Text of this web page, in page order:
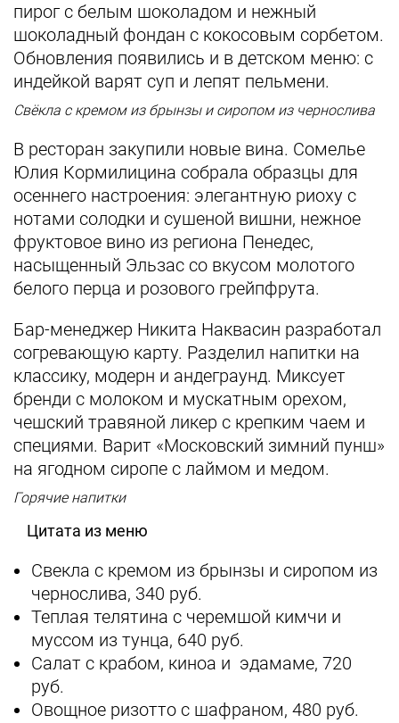
пирог с белым шоколадом и нежный
шоколадный фондан с кокосовым сорбетом.
Обновления появились и в детском меню: с
индейкой варят суп и лепят пельмени.
Свёкла с кремом из брынзы и сиропом из чернослива
В ресторан закупили новые вина. Сомелье
Юлия Кормилицина собрала образцы для
осеннего настроения: элегантную риоху с
нотами солодки и сушеной вишни, нежное
фруктовое вино из региона Пенедес,
насыщенный Эльзас со вкусом молотого
белого перца и розового грейпфрута.
Бар-менеджер Никита Наквасин разработал
согревающую карту. Разделил напитки на
классику, модерн и андеграунд. Миксует
бренди с молоком и мускатным орехом,
чешский травяной ликер с крепким чаем и
специями. Варит «Московский зимний пунш»
на ягодном сиропе с лаймом и медом.
Горячие напитки
Цитата из меню
Свекла с кремом из брынзы и сиропом из
чернослива, 340 руб.
Теплая телятина с черемшой кимчи и
муссом из тунца, 640 руб.
Салат с крабом, киноа и эдамаме, 720
руб.
Овощное ризотто с шафраном, 480 руб.